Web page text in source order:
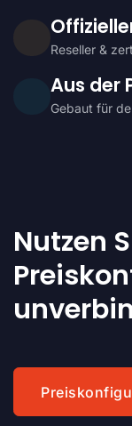
Reseller &
Aus der
Gebaut für
Nutzen